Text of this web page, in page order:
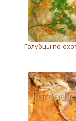
Голубцы по-